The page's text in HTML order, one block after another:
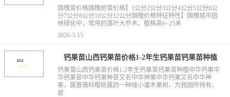
国槐苗价格国槐树苗价格】1公分2公分3公分4公分5公分6公
分7公分8公分10公分12公分国槐价格特征特性】国槐城市园
林绿化中，常用的落叶大乔木，植株高6~25米
2020-3-15
钙果苗山西钙果苗价格1-2年生钙果苗钙果苗种植
钙果苗山西钙果苗价格1-2年生钙果苗钙果苗种植中华钙果中
华钙果苗中华钙果种苗又名中华神果中华钙果又名中华神
果，属蔷薇科樱桃属的一种矮小灌木果树，为我国所特有，
故